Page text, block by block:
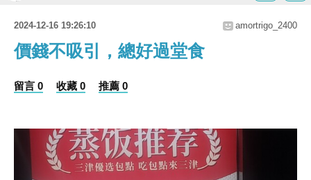
2024-12-16 19:26:10 amortrigo_2400
價錢不吸引，總好過堂食
留言 0 收藏 0 推薦 0